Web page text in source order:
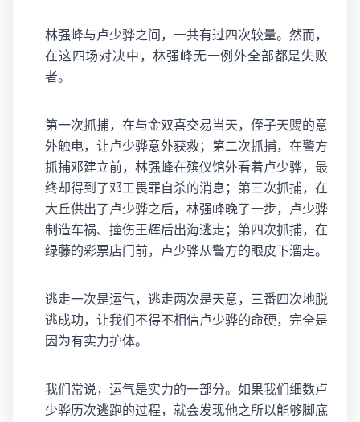
林强峰与卢少骅之间，一共有过四次较量。然而，
在这四场对决中，林强峰无一例外全部都是失败
者。
第一次抓捕，在与金双喜交易当天，侄子天赐的意
外触电，让卢少骅意外获救；第二次抓捕，在警方
抓捕邓建立前，林强峰在殡仪馆外看着卢少骅，最
终却得到了邓工畏罪自杀的消息；第三次抓捕，在
大丘供出了卢少骅之后，林强峰晚了一步，卢少骅
制造车祸、撞伤王辉后出海逃走；第四次抓捕，在
绿藤的彩票店门前，卢少骅从警方的眼皮下溜走。
逃走一次是运气，逃走两次是天意，三番四次地脱
逃成功，让我们不得不相信卢少骅的命硬，完全是
因为有实力护体。
我们常说，运气是实力的一部分。如果我们细数卢
少骅历次逃跑的过程，就会发现他之所以能够脚底